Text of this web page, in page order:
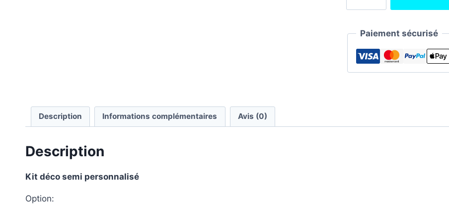
CRF
2022/2024
CRF
Paiement sécurisé
Description Informations complémentaires Avis (0)
Description
Kit déco semi personnalisé
Option: